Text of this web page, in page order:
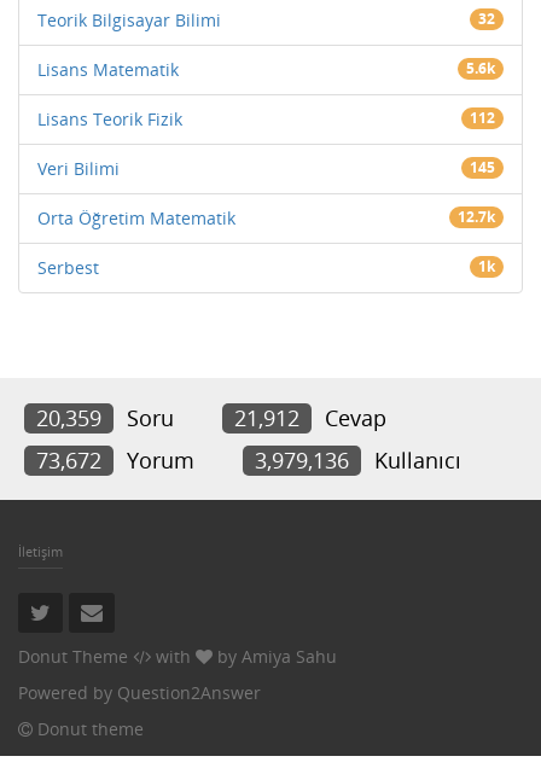
Teorik Bilgisayar Bilimi 32
Lisans Matematik 5.6k
Lisans Teorik Fizik 112
Veri Bilimi 145
Orta Öğretim Matematik 12.7k
Serbest 1k
20,359 Soru 21,912
Cevap
73,672
Yorum 3,979,136 Kullanıcı
İletişim
Donut Theme with by Amiya Sahu
Powered by Question2Answer
Donut theme